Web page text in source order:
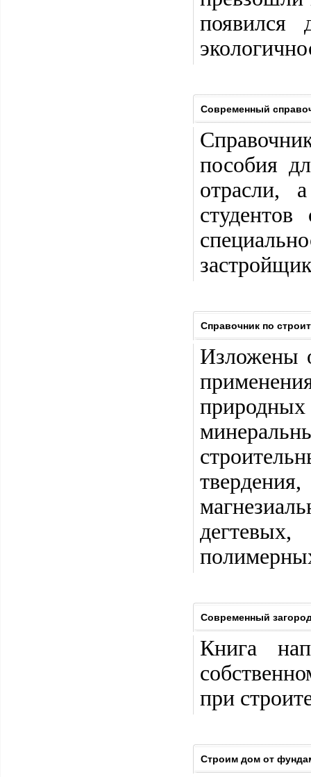
появился
Современный
пособия
отрасли,
Справочник по
Изложены
Современный
Книга
при
Строим дом от